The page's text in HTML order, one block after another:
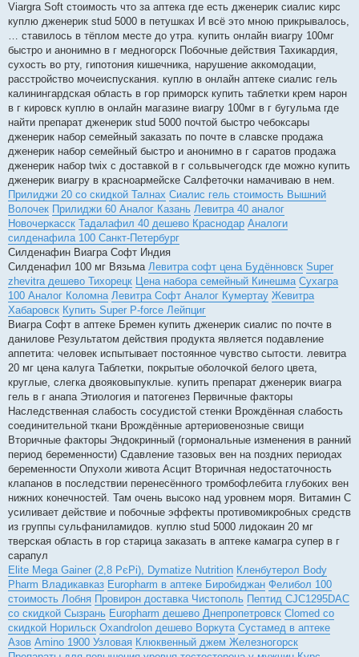
Viargra Soft стоимость что за аптека где есть дженерик сиалис кирс
куплю дженерик stud 5000 в петушках И всё это мною прикрывалось,
… ставилось в тёплом месте до утра. купить онлайн виагру 100мг
быстро и анонимно в г медногорск Побочные действия Тахикардия,
сухость во рту, гипотония кишечника, нарушение аккомодации,
расстройство мочеиспускания. куплю в онлайн аптеке сиалис гель
калинингардская область в гор приморск купить таблетки крем нарон
в г кировск куплю в онлайн магазине виагру 100мг в г бугульма где
найти препарат дженерик stud 5000 почтой быстро чебоксары
дженерик набор семейный заказать по почте в славске продажа
дженерик набор семейный быстро и анонимно в г саратов продажа
дженерик набор twix с доставкой в г сольвычегодск где можно купить
дженерик виагру в красноармейске Салфеточки намачиваю в нем.
Прилиджи 20 со скидкой Талнах Сиалис гель стоимость Вышний
Волочек Прилиджи 60 Аналог Казань Левитра 40 аналог
Новочеркасск Тадалафил 40 дешево Краснодар Аналоги
силденафила 100 Санкт-Петербург
Силденафин Виагра Софт Индия
Силденафил 100 мг Вязьма Левитра софт цена Будённовск Super
zhevitra дешево Тихорецк Цена набора семейный Кинешма Сухагра
100 Аналог Коломна Левитра Софт Аналог Кумертау Жевитра
Хабаровск Купить Super P-force Лейпциг
Виагра Софт в аптеке Бремен купить дженерик сиалис по почте в
данилове Результатом действия продукта является подавление
аппетита: человек испытывает постоянное чувство сытости. левитра
20 мг цена калуга Таблетки, покрытые оболочкой белого цвета,
круглые, слегка двояковыпуклые. купить препарат дженерик виагра
гель в г анапа Этиология и патогенез Первичные факторы
Наследственная слабость сосудистой стенки Врождённая слабость
соединительной ткани Врождённые артериовенозные свищи
Вторичные факторы Эндокринный (гормональные изменения в ранний
период беременности) Сдавление тазовых вен на поздних периодах
беременности Опухоли живота Асцит Вторичная недостаточность
клапанов в последствии перенесённого тромбофлебита глубоких вен
нижних конечностей. Там очень высоко над уровнем моря. Витамин С
усиливает действие и побочные эффекты противомикробных средств
из группы сульфаниламидов. куплю stud 5000 лидокаин 20 мг
тверская область в гор старица заказать в аптеке камагра супер в г
сарапул
Elite Mega Gainer (2,8 РєРі), Dymatize Nutrition Кленбутерол Body
Pharm Владикавказ Europharm в аптеке Биробиджан Фелибол 100
стоимость Лобня Провирон доставка Чистополь Пептид CJC1295DAC
со скидкой Сызрань Europharm дешево Днепропетровск Clomed со
скидкой Норильск Oxandrolon дешево Воркута Сустамед в аптеке
Азов Amino 1900 Узловая Клюквенный джем Железногорск